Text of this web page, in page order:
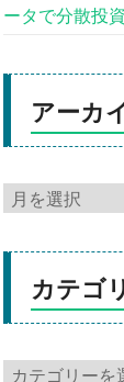
ータで分散投
アーカ
カテゴ